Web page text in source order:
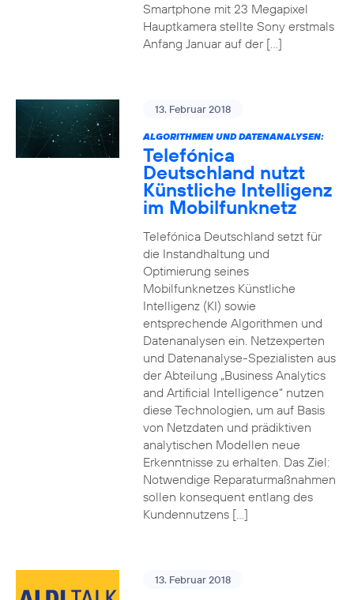
Smartphone mit 23 Megapixel
Hauptkamera stellte Sony erstmals
Anfang Januar auf der […]
13. Februar 2018
ALGORITHMEN UND DATENANALYSEN:
Telefónica
Deutschland nutzt
Künstliche Intelligenz
im Mobilfunknetz
Telefónica Deutschland setzt für
die Instandhaltung und
Optimierung seines
Mobilfunknetzes Künstliche
Intelligenz (KI) sowie
entsprechende Algorithmen und
Datenanalysen ein. Netzexperten
und Datenanalyse-Spezialisten aus
der Abteilung „Business Analytics
and Artificial Intelligence“ nutzen
diese Technologien, um auf Basis
von Netzdaten und prädiktiven
analytischen Modellen neue
Erkenntnisse zu erhalten. Das Ziel:
Notwendige Reparaturmaßnahmen
sollen konsequent entlang des
Kundennutzens […]
13. Februar 2018